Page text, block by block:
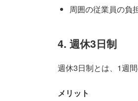
周囲の従業員の負
4. 週休3日制
週休3日制とは、1週
メリット